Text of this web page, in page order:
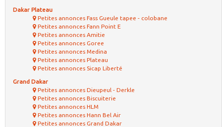
Dakar Plateau
Petites annonces Fass Gueule tapee - colobane
Petites annonces Fann Point E
Petites annonces Amitie
Petites annonces Goree
Petites annonces Medina
Petites annonces Plateau
Petites annonces Sicap Liberté
Grand Dakar
Petites annonces Dieupeul - Derkle
Petites annonces Biscuiterie
Petites annonces HLM
Petites annonces Hann Bel Air
Petites annonces Grand Dakar